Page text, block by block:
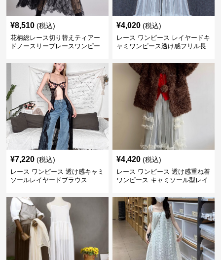
¥8,510 (税込)
花柄総レース切り替えティアー
ドノースリーブレースワンピー
¥4,020 (税込)
レース ワンピース レイヤードキ
ャミワンピース透け感フリル長
¥7,220 (税込)
レース ワンピース 透け感キャミ
ソールレイヤードブラウス
¥4,420 (税込)
レース ワンピース 透け感重ね着
ワンピース キャミソール型レイ